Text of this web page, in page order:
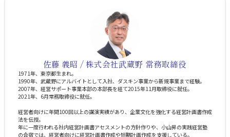
佐藤 義昭 / 株式会社武蔵野 常務取締役
1971年、東京都生まれ。
1990年、武蔵野にアルバイトとして入社、ダスキン事業から新規事業まで経験。
2007年、経営サポート事業本部の本部長を経て2015年11月取締役に就任。
2021年、6月常務取締役に就任。
経営者向けに年間100回以上の講演実績があり、企業文化を強化する経営計画書作成
法を伝授。
年に一度行われる社内経営計画書アセスメントの方針作りや、小山昇の実践経営塾
の合宿では、経営者向けに経営計画書作成や短期計画作成を支援している。